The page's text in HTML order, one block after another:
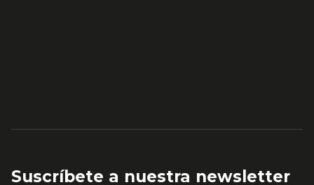
Suscríbete a nuestra newsletter